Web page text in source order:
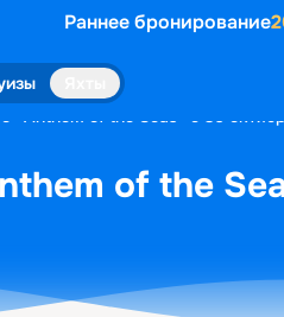
Раннее бронирование
«Anthem of the Seas» с 30
of the